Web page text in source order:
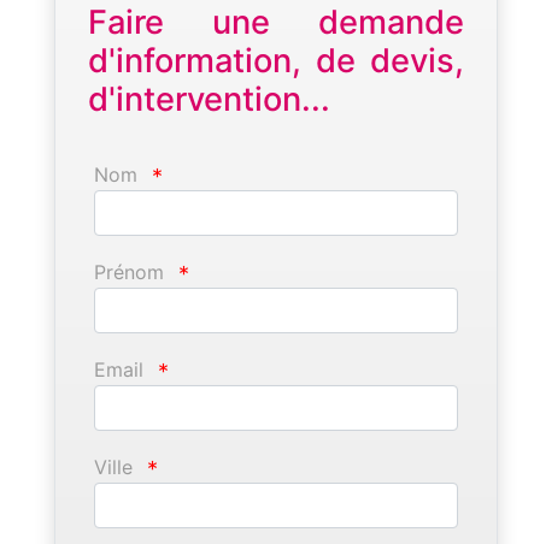
Faire une demande
d'information, de devis,
d'intervention...
Nom *
Prénom *
Email *
Ville *